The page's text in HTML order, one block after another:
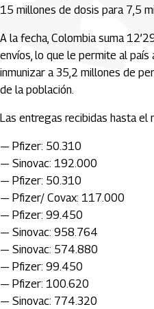
15 millones de dosis para 7,5
A la fecha, Colombia suma
envíos, lo que le permite al país
inmunizar a 35,2 millones de
de la población.
Las entregas recibidas hasta el
— Pfizer: 50.310
— Sinovac: 192.000
— Pfizer: 50.310
— Pfizer/ Covax: 117.000
— Pfizer: 99.450
— Sinovac: 958.764
— Sinovac: 574.880
— Pfizer: 99.450
— Pfizer: 100.620
— Sinovac: 774.320